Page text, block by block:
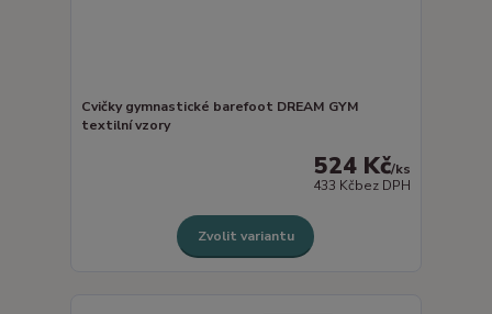
Cvičky gymnastické barefoot DREAM GYM
textilní vzory
524 Kč/ks
433 Kčbez DPH
Zvolit variantu